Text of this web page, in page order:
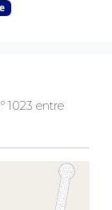
1023 entre